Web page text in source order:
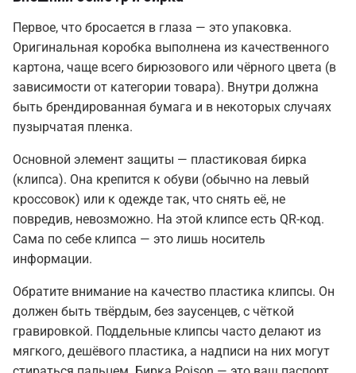
Первое, что бросается в глаза — это упаковка.
Оригинальная коробка выполнена из качественного
картона, чаще всего бирюзового или чёрного цвета (в
зависимости от категории товара). Внутри должна
быть брендированная бумага и в некоторых случаях
пузырчатая пленка.
Основной элемент защиты — пластиковая бирка
(клипса). Она крепится к обуви (обычно на левый
кроссовок) или к одежде так, что снять её, не
повредив, невозможно. На этой клипсе есть QR-код.
Сама по себе клипса — это лишь носитель
информации.
Обратите внимание на качество пластика клипсы. Он
должен быть твёрдым, без заусенцев, с чёткой
гравировкой. Поддельные клипсы часто делают из
мягкого, дешёвого пластика, а надписи на них могут